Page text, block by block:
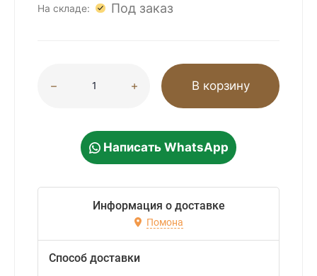
На складе: Под заказ
В корзину
Написать WhatsApp
Информация о доставке
Помона
Способ доставки